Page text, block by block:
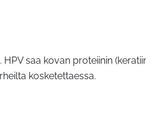
saa kovan proteiinin
kosketettaessa.